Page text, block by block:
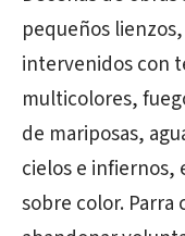
pequeños
intervenidos con
multicolores,
de mariposas,
cielos e
sobre color.